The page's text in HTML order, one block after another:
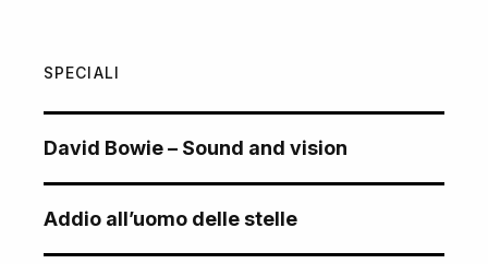
SPECIALI
David Bowie – Sound and vision
Addio all’uomo delle stelle